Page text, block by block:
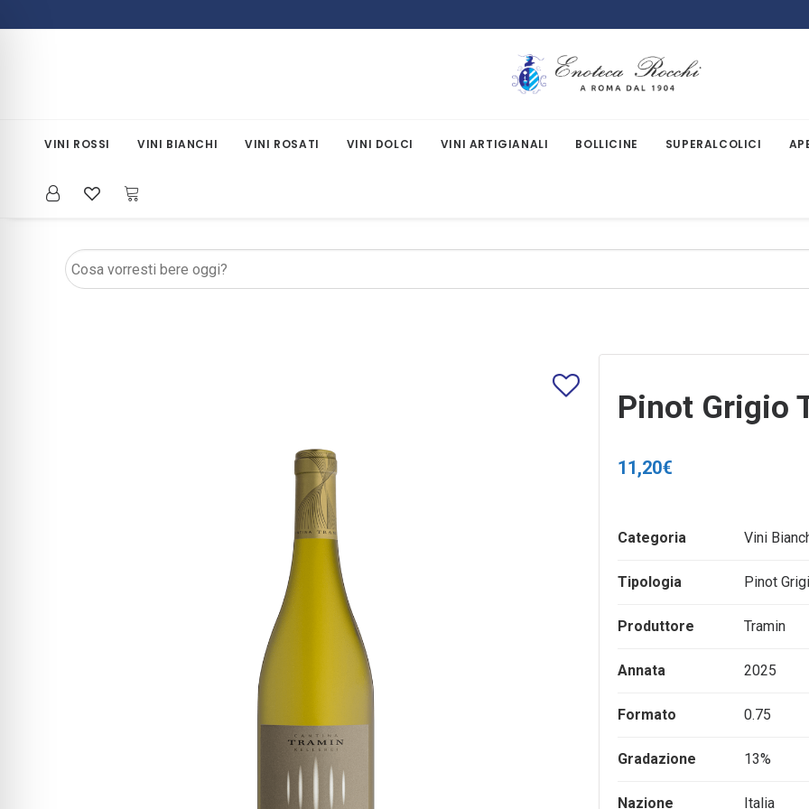
VINI ROSSI VINI BIANCHI VINI ROSATI VINI DOLCI VINI ARTIGIANALI BOLLICINE SUPERALCOLICI
Pinot Grigio
11,20€
Categoria Vini
Tipologia Pinot
Produttore Tramin
Annata 2025
Formato 0.75
Gradazione 13%
Nazione Italia